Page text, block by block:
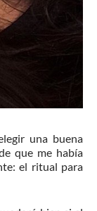
una buena
que me había
el ritual para